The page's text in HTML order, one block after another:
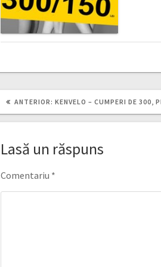
ANTERIOR: ARTICOLUL
KENVELO – CUMPERI DE 300,
Lasă un răspuns
Comentariu *